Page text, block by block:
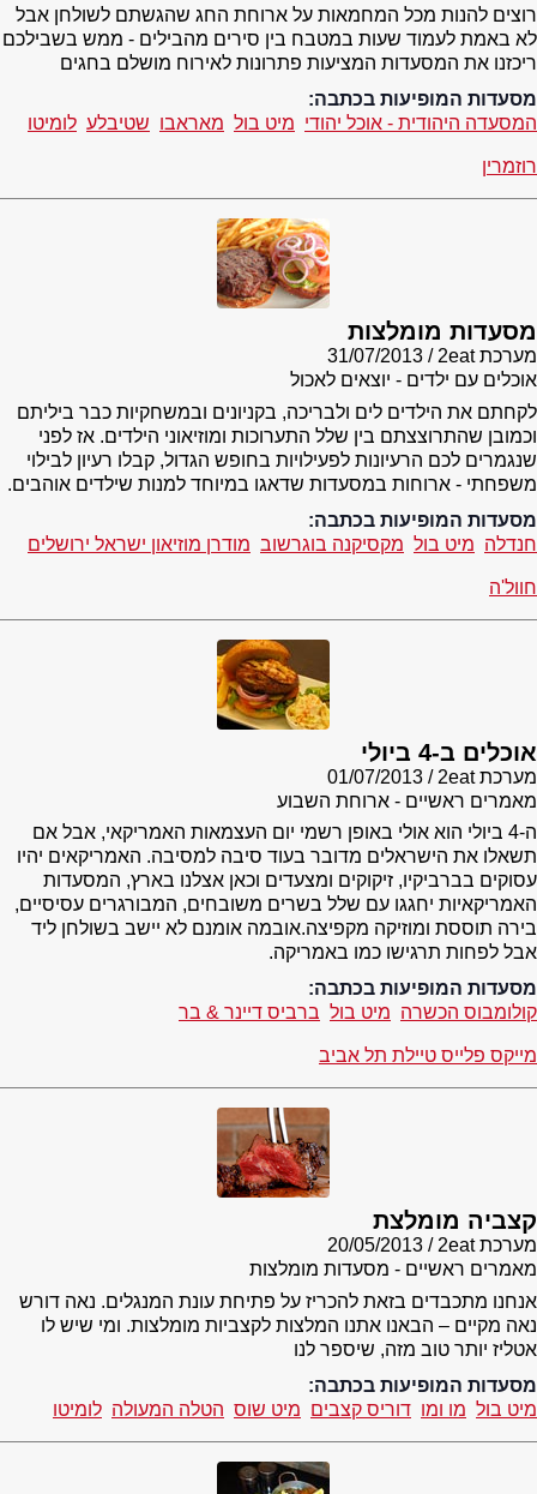
רוצים להנות מכל המחמאות על ארוחת החג שהגשתם לשולחן אבל
לא באמת לעמוד שעות במטבח בין סירים מהבילים - ממש בשבילכם
ריכזנו את המסעדות המציעות פתרונות לאירוח מושלם בחגים
מסעדות המופיעות בכתבה:
המסעדה היהודית - אוכל יהודי מיט בול מאראבו שטיבלע לומיטו
רוזמרין
מסעדות מומלצות
מערכת 2eat
31/07/2013
אוכלים עם ילדים - יוצאים לאכול
לקחתם את הילדים לים ולבריכה, בקניונים ובמשחקיות כבר ביליתם
וכמובן שהתרוצצתם בין שלל התערוכות ומוזיאוני הילדים. אז לפני
שנגמרים לכם הרעיונות לפעילויות בחופש הגדול, קבלו רעיון לבילוי
משפחתי - ארוחות במסעדות שדאגו במיוחד למנות שילדים אוהבים.
מסעדות המופיעות בכתבה:
חנדלה מיט בול מקסיקנה בוגרשוב מודרן מוזיאון ישראל ירושלים
חוול'ה
אוכלים ב-4 ביולי
מערכת 2eat
01/07/2013
מאמרים ראשיים - ארוחת השבוע
ה-4 ביולי הוא אולי באופן רשמי יום העצמאות האמריקאי, אבל אם
תשאלו את הישראלים מדובר בעוד סיבה למסיבה. האמריקאים יהיו
עסוקים בברביקיו, זיקוקים ומצעדים וכאן אצלנו בארץ, המסעדות
האמריקאיות יחגגו עם שלל בשרים משובחים, המבורגרים עסיסיים,
בירה תוססת ומוזיקה מקפיצה.אובמה אומנם לא יישב בשולחן ליד
אבל לפחות תרגישו כמו באמריקה.
מסעדות המופיעות בכתבה:
קולומבוס הכשרה מיט בול ברביס דיינר & בר
מייקס פלייס טיילת תל אביב
קצביה מומלצת
מערכת 2eat
20/05/2013
מאמרים ראשיים - מסעדות מומלצות
אנחנו מתכבדים בזאת להכריז על פתיחת עונת המנגלים. נאה דורש
נאה מקיים – הבאנו אתנו המלצות לקצביות מומלצות. ומי שיש לו
אטליז יותר טוב מזה, שיספר לנו
מסעדות המופיעות בכתבה:
מיט בול מו ומו דוריס קצבים מיט שוס הטלה המעולה לומיטו